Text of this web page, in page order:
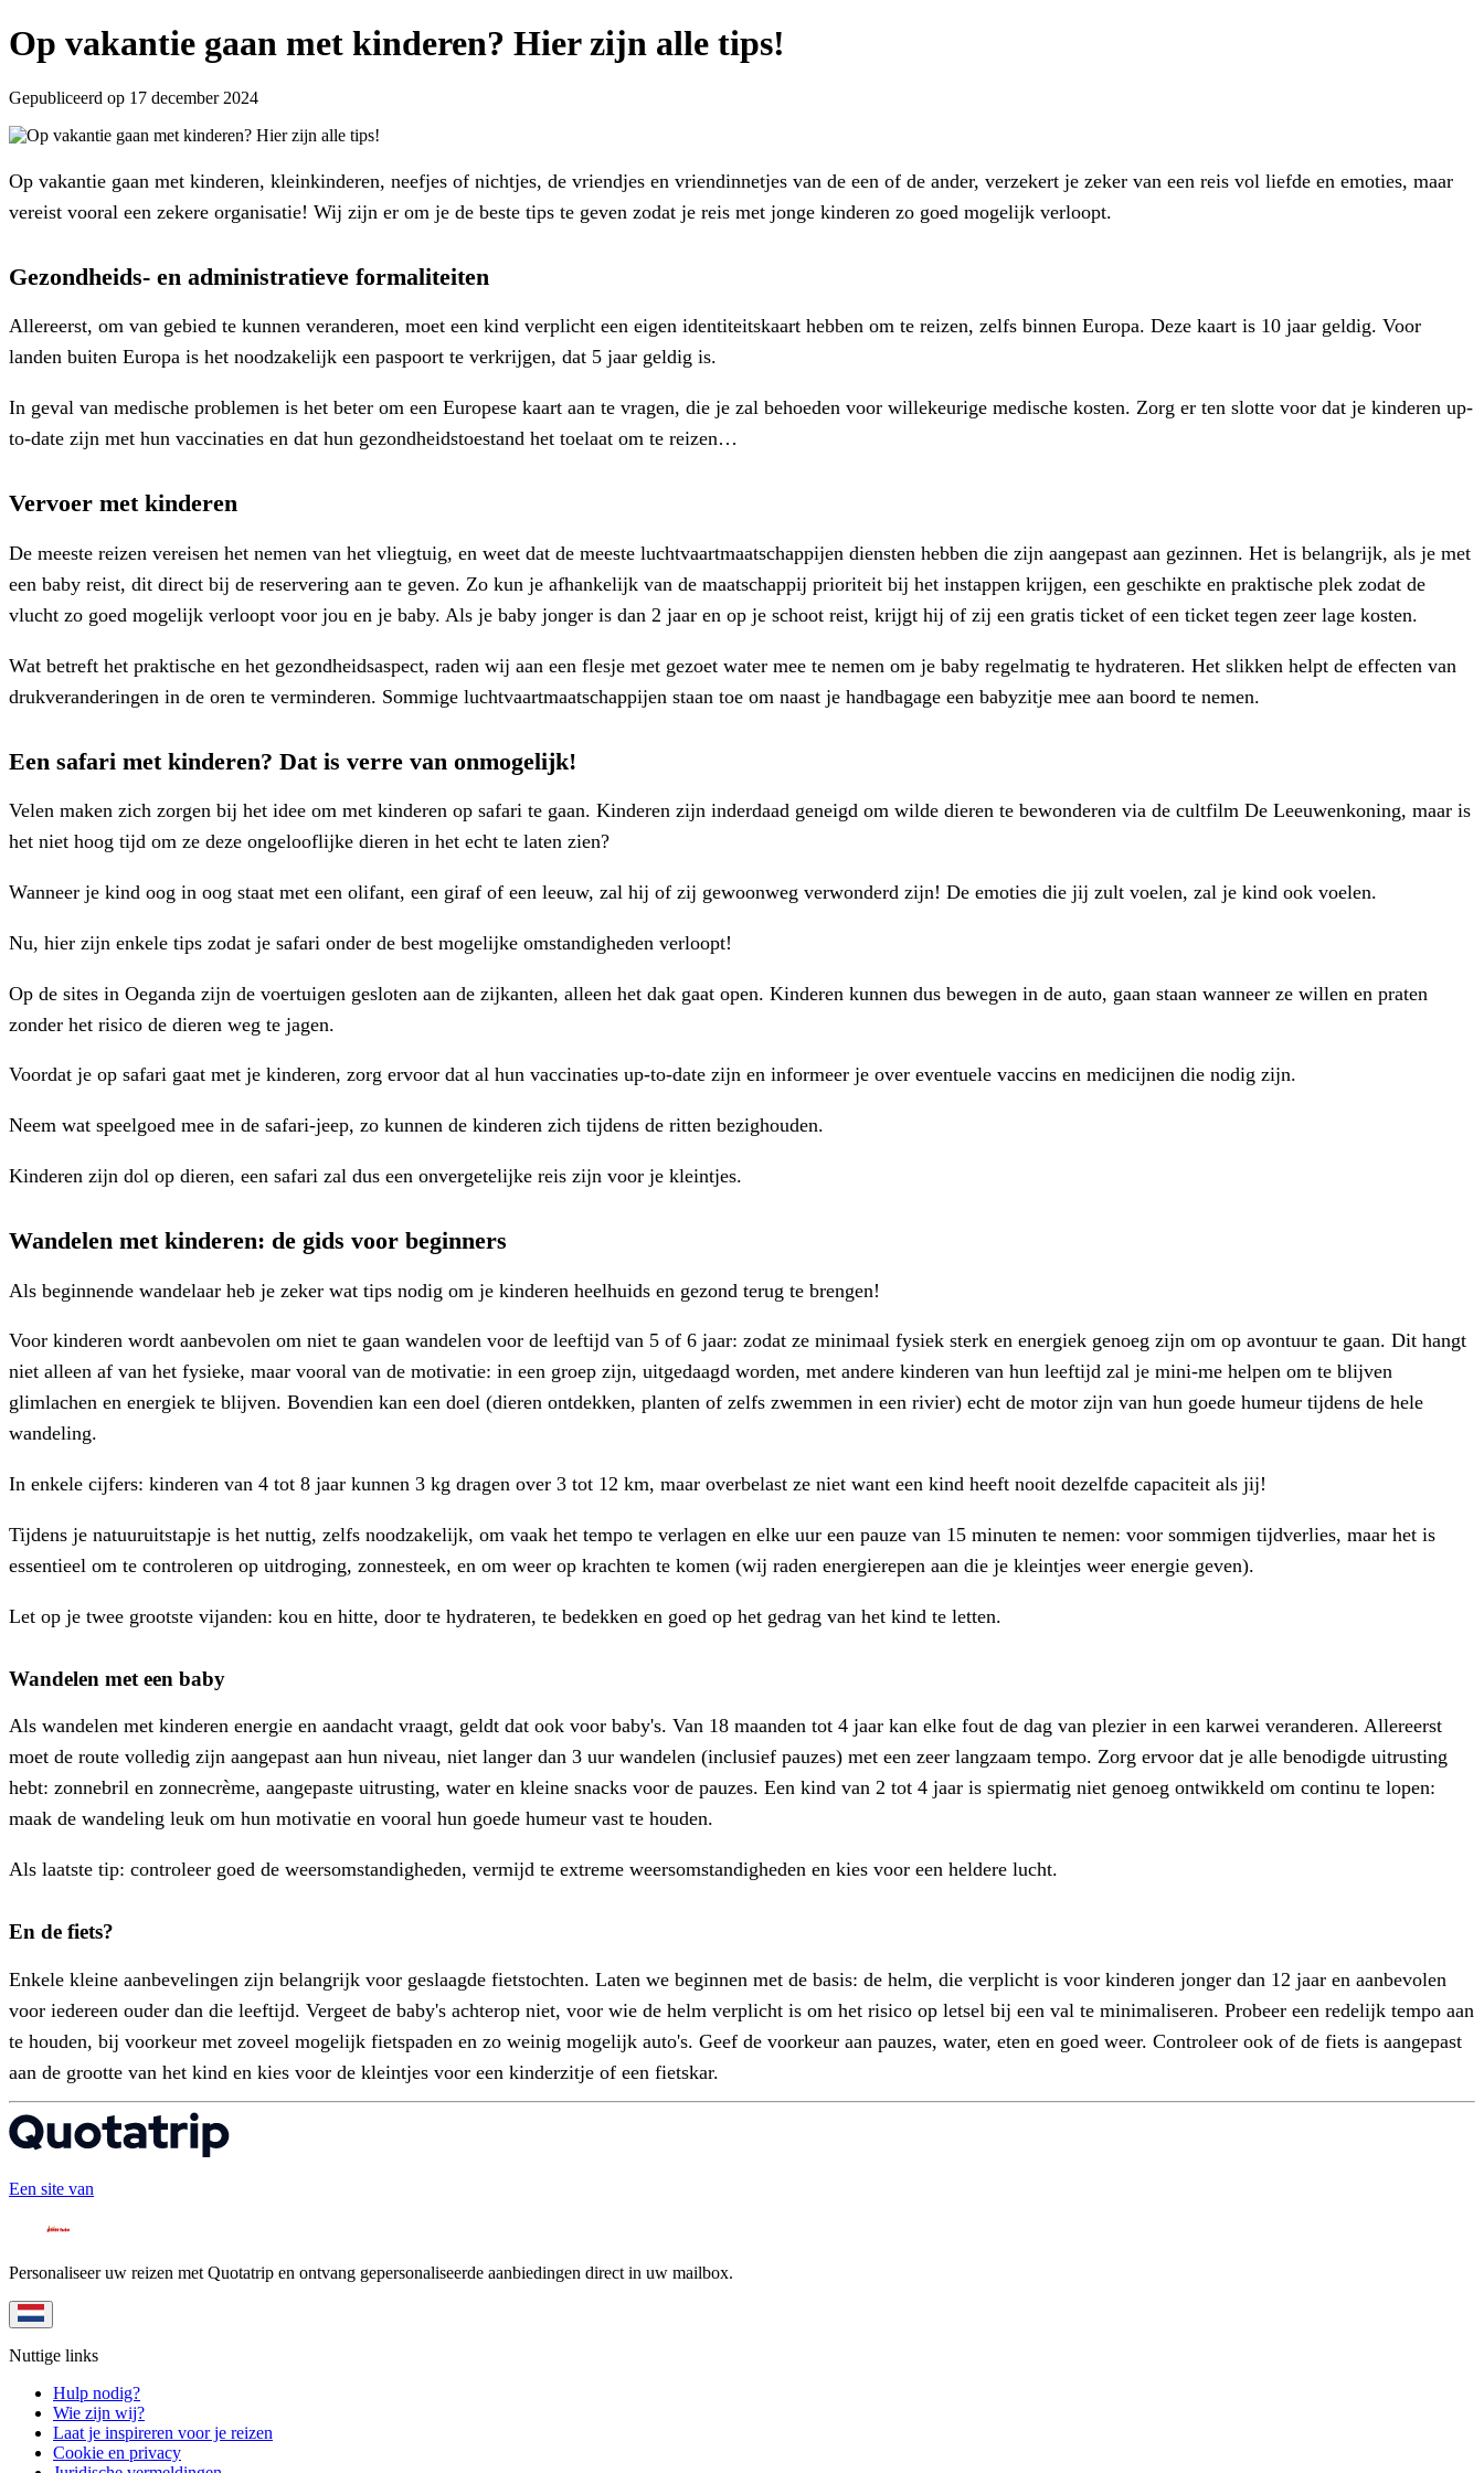
Op vakantie gaan met kinderen? Hier zijn alle tips!
Gepubliceerd op 17 december 2024
Op vakantie gaan met kinderen, kleinkinderen, neefjes of nichtjes, de vriendjes en vriendinnetjes van de een of de ander, verzekert je zeker van een reis vol liefde en emoties, maar
vereist vooral een zekere organisatie! Wij zijn er om je de beste tips te geven zodat je reis met jonge kinderen zo goed mogelijk verloopt.
Gezondheids- en administratieve formaliteiten
Allereerst, om van gebied te kunnen veranderen, moet een kind verplicht een eigen identiteitskaart hebben om te reizen, zelfs binnen Europa. Deze kaart is 10 jaar geldig. Voor
landen buiten Europa is het noodzakelijk een paspoort te verkrijgen, dat 5 jaar geldig is.
In geval van medische problemen is het beter om een Europese kaart aan te vragen, die je zal behoeden voor willekeurige medische kosten. Zorg er ten slotte voor dat je kinderen up-
to-date zijn met hun vaccinaties en dat hun gezondheidstoestand het toelaat om te reizen…
Vervoer met kinderen
De meeste reizen vereisen het nemen van het vliegtuig, en weet dat de meeste luchtvaartmaatschappijen diensten hebben die zijn aangepast aan gezinnen. Het is belangrijk, als je met
een baby reist, dit direct bij de reservering aan te geven. Zo kun je afhankelijk van de maatschappij prioriteit bij het instappen krijgen, een geschikte en praktische plek zodat de
vlucht zo goed mogelijk verloopt voor jou en je baby. Als je baby jonger is dan 2 jaar en op je schoot reist, krijgt hij of zij een gratis ticket of een ticket tegen zeer lage kosten.
Wat betreft het praktische en het gezondheidsaspect, raden wij aan een flesje met gezoet water mee te nemen om je baby regelmatig te hydrateren. Het slikken helpt de effecten van
drukveranderingen in de oren te verminderen. Sommige luchtvaartmaatschappijen staan toe om naast je handbagage een babyzitje mee aan boord te nemen.
Een safari met kinderen? Dat is verre van onmogelijk!
Velen maken zich zorgen bij het idee om met kinderen op safari te gaan. Kinderen zijn inderdaad geneigd om wilde dieren te bewonderen via de cultfilm De Leeuwenkoning, maar is
het niet hoog tijd om ze deze ongelooflijke dieren in het echt te laten zien?
Wanneer je kind oog in oog staat met een olifant, een giraf of een leeuw, zal hij of zij gewoonweg verwonderd zijn! De emoties die jij zult voelen, zal je kind ook voelen.
Nu, hier zijn enkele tips zodat je safari onder de best mogelijke omstandigheden verloopt!
Op de sites in Oeganda zijn de voertuigen gesloten aan de zijkanten, alleen het dak gaat open. Kinderen kunnen dus bewegen in de auto, gaan staan wanneer ze willen en praten
zonder het risico de dieren weg te jagen.
Voordat je op safari gaat met je kinderen, zorg ervoor dat al hun vaccinaties up-to-date zijn en informeer je over eventuele vaccins en medicijnen die nodig zijn.
Neem wat speelgoed mee in de safari-jeep, zo kunnen de kinderen zich tijdens de ritten bezighouden.
Kinderen zijn dol op dieren, een safari zal dus een onvergetelijke reis zijn voor je kleintjes.
Wandelen met kinderen: de gids voor beginners
Als beginnende wandelaar heb je zeker wat tips nodig om je kinderen heelhuids en gezond terug te brengen!
Voor kinderen wordt aanbevolen om niet te gaan wandelen voor de leeftijd van 5 of 6 jaar: zodat ze minimaal fysiek sterk en energiek genoeg zijn om op avontuur te gaan. Dit hangt
niet alleen af van het fysieke, maar vooral van de motivatie: in een groep zijn, uitgedaagd worden, met andere kinderen van hun leeftijd zal je mini-me helpen om te blijven
glimlachen en energiek te blijven. Bovendien kan een doel (dieren ontdekken, planten of zelfs zwemmen in een rivier) echt de motor zijn van hun goede humeur tijdens de hele
wandeling.
In enkele cijfers: kinderen van 4 tot 8 jaar kunnen 3 kg dragen over 3 tot 12 km, maar overbelast ze niet want een kind heeft nooit dezelfde capaciteit als jij!
Tijdens je natuuruitstapje is het nuttig, zelfs noodzakelijk, om vaak het tempo te verlagen en elke uur een pauze van 15 minuten te nemen: voor sommigen tijdverlies, maar het is
essentieel om te controleren op uitdroging, zonnesteek, en om weer op krachten te komen (wij raden energierepen aan die je kleintjes weer energie geven).
Let op je twee grootste vijanden: kou en hitte, door te hydrateren, te bedekken en goed op het gedrag van het kind te letten.
Wandelen met een baby
Als wandelen met kinderen energie en aandacht vraagt, geldt dat ook voor baby's. Van 18 maanden tot 4 jaar kan elke fout de dag van plezier in een karwei veranderen. Allereerst
moet de route volledig zijn aangepast aan hun niveau, niet langer dan 3 uur wandelen (inclusief pauzes) met een zeer langzaam tempo. Zorg ervoor dat je alle benodigde uitrusting
hebt: zonnebril en zonnecrème, aangepaste uitrusting, water en kleine snacks voor de pauzes. Een kind van 2 tot 4 jaar is spiermatig niet genoeg ontwikkeld om continu te lopen:
maak de wandeling leuk om hun motivatie en vooral hun goede humeur vast te houden.
Als laatste tip: controleer goed de weersomstandigheden, vermijd te extreme weersomstandigheden en kies voor een heldere lucht.
En de fiets?
Enkele kleine aanbevelingen zijn belangrijk voor geslaagde fietstochten. Laten we beginnen met de basis: de helm, die verplicht is voor kinderen jonger dan 12 jaar en aanbevolen
voor iedereen ouder dan die leeftijd. Vergeet de baby's achterop niet, voor wie de helm verplicht is om het risico op letsel bij een val te minimaliseren. Probeer een redelijk tempo aan
te houden, bij voorkeur met zoveel mogelijk fietspaden en zo weinig mogelijk auto's. Geef de voorkeur aan pauzes, water, eten en goed weer. Controleer ook of de fiets is aangepast
aan de grootte van het kind en kies voor de kleintjes voor een kinderzitje of een fietskar.
Een site van
Personaliseer uw reizen met Quotatrip en ontvang gepersonaliseerde aanbiedingen direct in uw mailbox.
Nuttige links
Hulp nodig?
Wie zijn wij?
Laat je inspireren voor je reizen
Cookie en privacy